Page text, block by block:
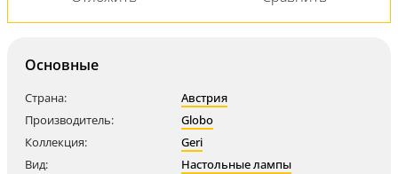
Основные
Страна:
Австрия
Производитель:
Globo
Коллекция:
Geri
Вид:
Настольные лампы